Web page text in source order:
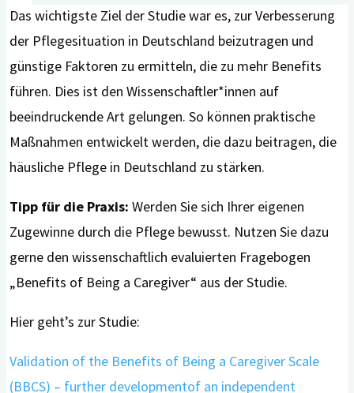
Das wichtigste Ziel der Studie war es, zur Verbesserung
der Pflegesituation in Deutschland beizutragen und
günstige Faktoren zu ermitteln, die zu mehr Benefits
führen. Dies ist den Wissenschaftler*innen auf
beeindruckende Art gelungen. So können praktische
Maßnahmen entwickelt werden, die dazu beitragen, die
häusliche Pflege in Deutschland zu stärken.
Tipp für die Praxis: Werden Sie sich Ihrer eigenen
Zugewinne durch die Pflege bewusst. Nutzen Sie dazu
gerne den wissenschaftlich evaluierten Fragebogen
„Benefits of Being a Caregiver“ aus der Studie.
Hier geht’s zur Studie:
Validation of the Benefits of Being a Caregiver Scale
(BBCS) – further developmentof an independent